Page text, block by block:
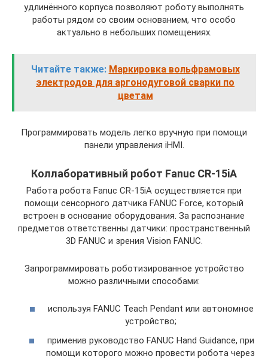
удлинённого корпуса позволяют роботу выполнять
работы рядом со своим основанием, что особо
актуально в небольших помещениях.
Читайте также: Маркировка вольфрамовых
электродов для аргонодуговой сварки по
цветам
Программировать модель легко вручную при помощи
панели управления iHMI.
Коллаборативный робот Fanuc CR-15iA
Работа робота Fanuc CR-15iA осуществляется при
помощи сенсорного датчика FANUC Force, который
встроен в основание оборудования. За распознание
предметов ответственны датчики: пространственный
3D FANUC и зрения Vision FANUC.
Запрограммировать роботизированное устройство
можно различными способами:
используя FANUC Teach Pendant или автономное
устройство;
применив руководство FANUC Hand Guidance, при
помощи которого можно провести робота через